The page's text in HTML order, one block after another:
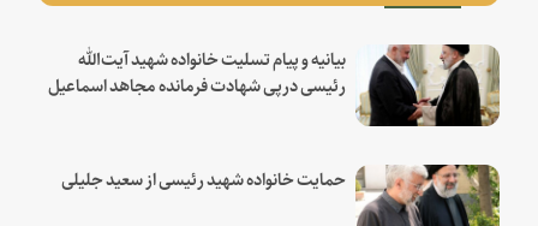
بیانیه و پیام تسلیت خانواده شهید آیت‌الله
رئیسی درپی شهادت فرمانده مجاهد اسماعیل
حمایت خانواده شهید رئیسی از سعید جلیلی